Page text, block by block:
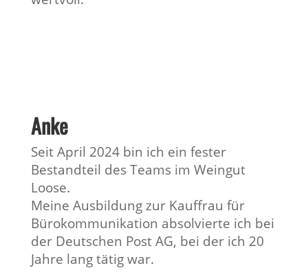
Anke
Seit April 2024 bin ich ein fester
Bestandteil des Teams im Weingut
Loose.
Meine Ausbildung zur Kauffrau für
Bürokommunikation absolvierte ich bei
der Deutschen Post AG, bei der ich 20
Jahre lang tätig war.